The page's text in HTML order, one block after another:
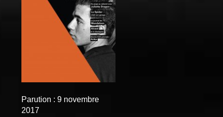
Parution : 9 novembre
2017